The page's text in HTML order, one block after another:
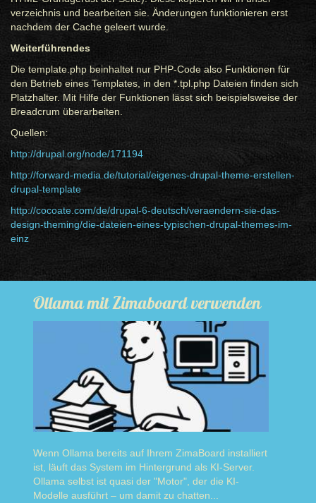
verzeichnis und bearbeiten sie. Änderungen funktionieren erst
nachdem der Cache geleert wurde.
Weiterführendes
Die template.php beinhaltet nur PHP-Code also Funktionen für
den Betrieb eines Templates, in den *.tpl.php Dateien finden sich
Platzhalter. Mit Hilfe der Funktionen lässt sich beispielsweise der
Breadcrum überarbeiten.
Quellen:
http://drupal.org/node/171194
http://forward-media.de/tutorial/eigenes-drupal-theme-erstellen-
drupal-template
http://cocoate.com/de/drupal-6-deutsch/veraendern-sie-das-
design-theming/die-dateien-eines-typischen-drupal-themes-im-
einz
Ollama mit Zimaboard verwenden
Wenn Ollama bereits auf Ihrem ZimaBoard installiert
ist, läuft das System im Hintergrund als KI-Server.
Ollama selbst ist quasi der "Motor", der die KI-
Modelle ausführt – um damit zu chatten...